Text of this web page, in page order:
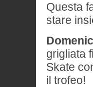
Questa
stare
grigliata
Skate
il trofeo!